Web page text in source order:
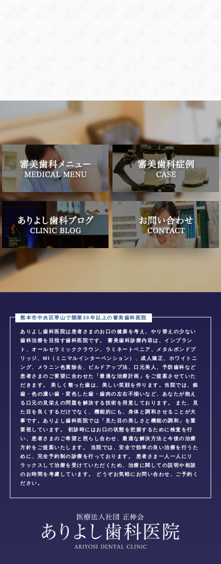
ありよし歯科医院は患者さまのお口の健康を考え、やり替えの少ない
歯科治療を目指す歯科医院です。 審美歯科診療内容は、インプラン
ト、オールセラミッククラウン、ラミネートベニア、メタルボンドブ
リッジ、MI（ミニマルインターベンション）、成人矯正、ホワイトニ
ング、メラニン色素除去、ビルドアップ法、口元美人、予防歯科など
患者さまのご要望に合わせた「最適な治療計画」をご提案させていた
だきます。 美しく整った歯は、美しい笑顔を作ります。当院では、銀
歯・色の濃い歯・変色した歯・歯肉の左右不揃いなど、あなたが抱え
る口元の見栄えの問題を解決する技術を用意しております。 また、見
た目を良くするだけでなく、機能的にも、身体と調和させることが大
事です。ありよし歯科医院では「見た目の美しさと機能の調和」を重
要視しています。 初診時にはお口の状態を把握するために検査を行
い、患者さまのご希望と照らし合わせ、最適な解決方法と今後の治療
方針をご提案いたします。 当院では、安全で効率の良い治療を行うた
めに、完全予約制の診療を行っております。 患者さま一人一人にリ
ラックスして治療を受けていただくため、治療に関しての説明や相談
のお時間を考慮しています。 どうぞお気軽にお問い合わせ、ご予約く
ださい。